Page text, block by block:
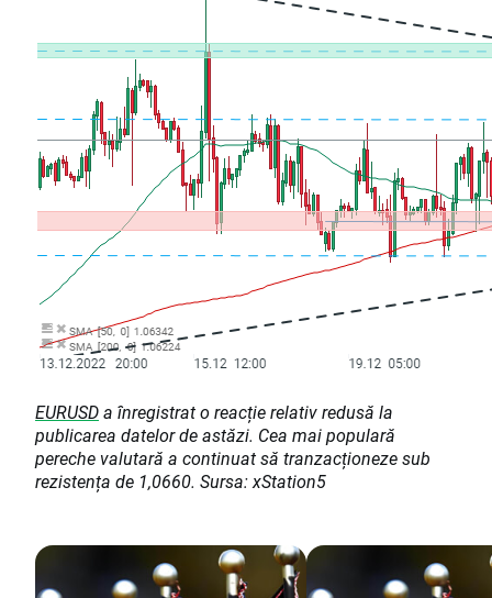
EURUSDa înregistrat o reacție relativ redusă la
publicarea datelor de astăzi. Cea mai populară
pereche valutară a continuat să tranzacționeze sub
rezistența de 1,0660. Sursa: xStation5